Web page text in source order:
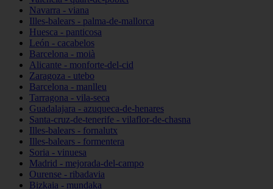
Navarra - viana
Illes-balears - palma-de-mallorca
Huesca - panticosa
León - cacabelos
Barcelona - moià
Alicante - monforte-del-cid
Zaragoza - utebo
Barcelona - manlleu
Tarragona - vila-seca
Guadalajara - azuqueca-de-henares
Santa-cruz-de-tenerife - vilaflor-de-chasna
Illes-balears - fornalutx
Illes-balears - formentera
Soria - vinuesa
Madrid - mejorada-del-campo
Ourense - ribadavia
Bizkaia - mundaka